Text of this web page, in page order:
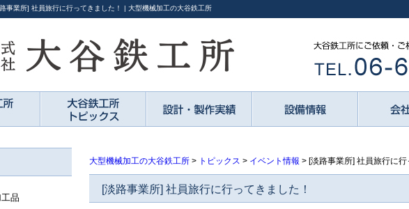
事業所] 社員旅行に行ってきました！ | 大型機械加工の大谷鉄工所
大型機械加工の大谷鉄工所 > トピックス > イベント情報 > [淡路事業所] 社員旅行に行
[淡路事業所] 社員旅行に行ってきました！
品